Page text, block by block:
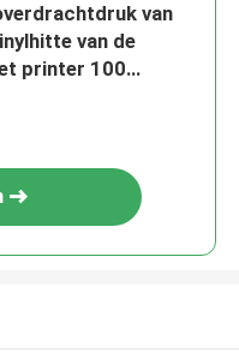
van
van de
printer 100